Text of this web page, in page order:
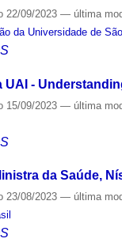
22/09/2023— última
da Universidade de
UAI -
15/09/2023— última
da Saúde,
23/08/2023— última